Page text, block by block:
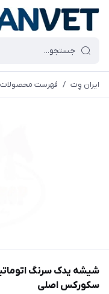
ایران وِت / فهرست محصولات
سکورکس اصلی